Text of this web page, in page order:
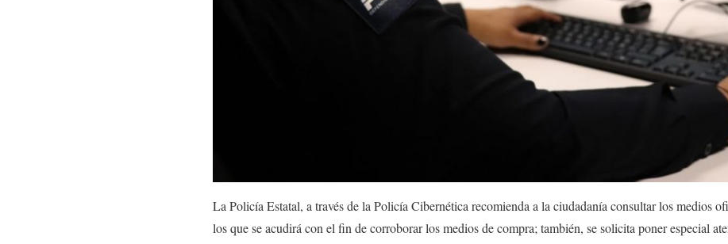
La Policía Estatal, a través de la Policía Cibernética recomienda a la ciudadanía consultar los medios
los que se acudirá con el fin de corroborar los medios de compra; también, se solicita poner especial